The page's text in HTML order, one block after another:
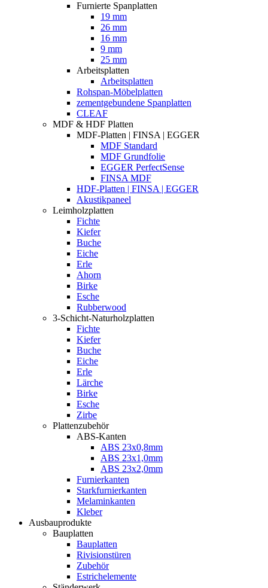
Furnierte Spanplatten
19 mm
26 mm
16 mm
9 mm
25 mm
Arbeitsplatten
Arbeitsplatten
Rohspan-Möbelplatten
zementgebundene Spanplatten
CLEAF
MDF & HDF Platten
MDF-Platten | FINSA | EGGER
MDF Standard
MDF Grundfolie
EGGER PerfectSense
FINSA MDF
HDF-Platten | FINSA | EGGER
Akustikpaneel
Leimholzplatten
Fichte
Kiefer
Buche
Eiche
Erle
Ahorn
Birke
Esche
Rubberwood
3-Schicht-Naturholzplatten
Fichte
Kiefer
Buche
Eiche
Erle
Lärche
Birke
Esche
Zirbe
Plattenzubehör
ABS-Kanten
ABS 23x0,8mm
ABS 23x1,0mm
ABS 23x2,0mm
Furnierkanten
Starkfurnierkanten
Melaminkanten
Kleber
Ausbauprodukte
Bauplatten
Bauplatten
Rivisionstüren
Zubehör
Estrichelemente